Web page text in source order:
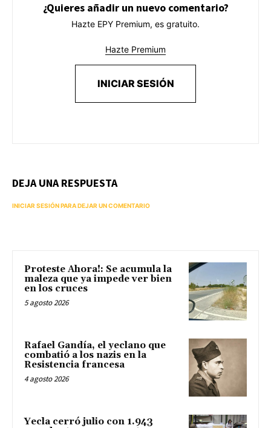
¿Quieres añadir un nuevo comentario?
Hazte EPY Premium, es gratuito.
Hazte Premium
INICIAR SESIÓN
DEJA UNA RESPUESTA
INICIAR SESIÓN PARA DEJAR UN COMENTARIO
Proteste Ahora!: Se acumula la
maleza que ya impede ver bien
en los cruces
5 agosto 2026
Rafael Gandía, el yeclano que
combatió a los nazis en la
Resistencia francesa
4 agosto 2026
Yecla cerró julio con 1.943